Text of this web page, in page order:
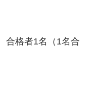
格者1名（1名合